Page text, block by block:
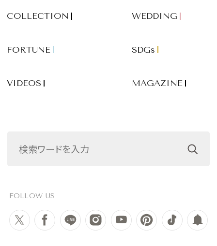
COLLECTION WEDDING
FORTUNE SDGs
VIDEOS MAGAZINE
FOLLOW US